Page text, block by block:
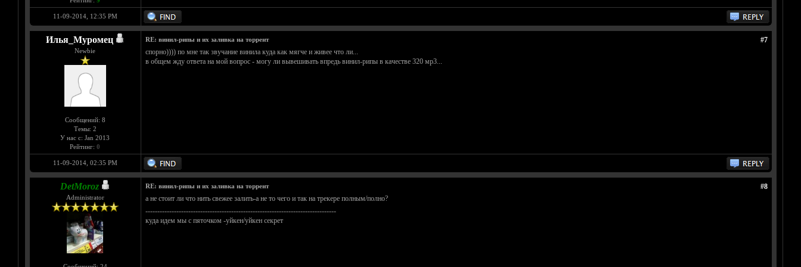
11-09-2014, 12:35 PM
Илья_Муромец
Newbie
Сообщений: 8
Темы: 2
У нас с: Jan 2013
Рейтинг: 0
#7
RE: винил-рипы и их заливка на торрент
спорно)))) по мне так звучание винила куда как мягче и живее что ли...
в общем жду ответа на мой вопрос - могу ли вывешивать впредь винил-рипы в качестве 320 мр3...
11-09-2014, 02:35 PM
DetMoroz
Administrator
#8
RE: винил-рипы и их заливка на торрент
а не стоит ли что нить свежее залить-а не то чего и так на трекере полным/полно?
--------------------------------------------------------------------------------
куда идем мы с пяточком -уйкен/уйкен секрет